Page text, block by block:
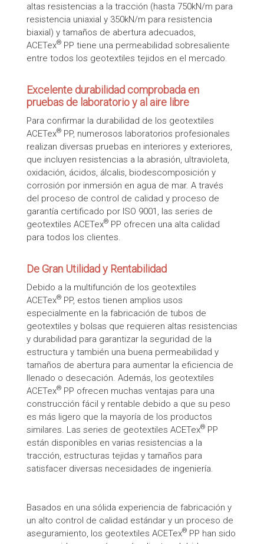
altas resistencias a la tracción (hasta 750kN/m para
resistencia uniaxial y 350kN/m para resistencia
biaxial) y tamaños de abertura adecuados,
ACETex® PP tiene una permeabilidad sobresaliente
entre todos los geotextiles tejidos en el mercado.
Excelente durabilidad comprobada en
pruebas de laboratorio y al aire libre
Para confirmar la durabilidad de los geotextiles
ACETex® PP, numerosos laboratorios profesionales
realizan diversas pruebas en interiores y exteriores,
que incluyen resistencias a la abrasión, ultravioleta,
oxidación, ácidos, álcalis, biodescomposición y
corrosión por inmersión en agua de mar. A través
del proceso de control de calidad y proceso de
garantía certificado por ISO 9001, las series de
geotextiles ACETex® PP ofrecen una alta calidad
para todos los clientes.
De Gran Utilidad y Rentabilidad
Debido a la multifunción de los geotextiles
ACETex® PP, estos tienen amplios usos
especialmente en la fabricación de tubos de
geotextiles y bolsas que requieren altas resistencias
y durabilidad para garantizar la seguridad de la
estructura y también una buena permeabilidad y
tamaños de abertura para aumentar la eficiencia de
llenado o desecación. Además, los geotextiles
ACETex® PP ofrecen muchas ventajas para una
construcción fácil y rentable debido a que su peso
es más ligero que la mayoría de los productos
similares. Las series de geotextiles ACETex® PP
están disponibles en varias resistencias a la
tracción, estructuras tejidas y tamaños para
satisfacer diversas necesidades de ingeniería.
Basados en una sólida experiencia de fabricación y
un alto control de calidad estándar y un proceso de
aseguramiento, los geotextiles ACETex® PP han sido